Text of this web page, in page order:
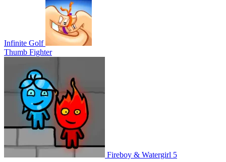
Infinite Golf
Thumb Fighter
Fireboy & Watergirl 5